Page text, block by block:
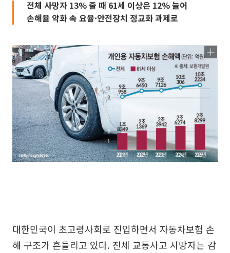
전체 사망자 13% 줄 때 61세 이상은 12% 늘어
손해율 악화 속 요율·안전장치 정교화 과제로
대한민국이 초고령사회로 진입하면서 자동차보험 손
해 구조가 흔들리고 있다. 전체 교통사고 사망자는 감